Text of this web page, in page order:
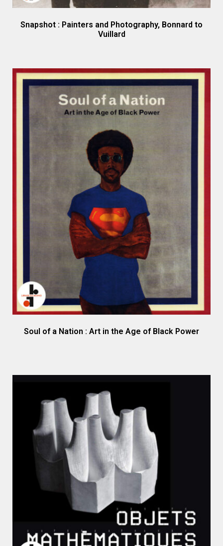
Snapshot : Painters and Photography, Bonnard to
Vuillard
Soul of a Nation : Art in the Age of Black Power